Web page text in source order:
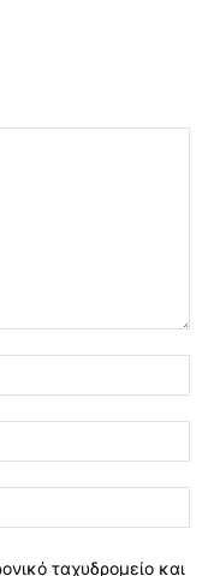
ταχυδρομείο και